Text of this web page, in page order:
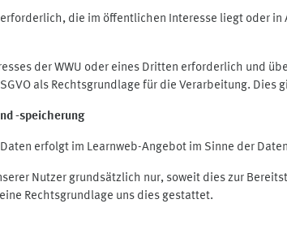
die im öffentlichen Interesse liegt oder
der WWU oder eines Dritten erforderlich und
als Rechtsgrundlage für die Verarbeitung.
-speicherung
erfolgt im Learnweb-Angebot im Sinne der
Nutzer grundsätzlich nur, soweit dies zur
Rechtsgrundlage uns dies gestattet.